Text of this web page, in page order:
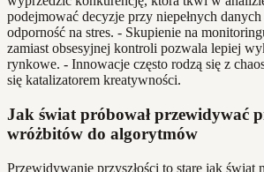
podejmować decyzje przy niepełnych
odporność na stres. - Skupienie na
zamiast obsesyjnej kontroli pozwala lepiej
rynkowe. - Innowacje często rodzą się z
się katalizatorem kreatywności.
Jak świat próbował przewidywać
wróżbitów do algorytmów
Przewidywanie przyszłości to stare jak świat